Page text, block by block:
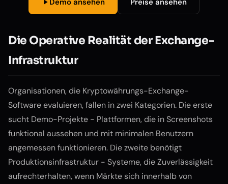
Die Operative Realität der Exchange-
Infrastruktur
Organisationen, die Kryptowährungs-Exchange-
Software evaluieren, fallen in zwei Kategorien. Die erste
sucht Demo-Projekte - Plattformen, die in Screenshots
funktional aussehen und mit minimalen Benutzern
angemessen funktionieren. Die zweite benötigt
Produktionsinfrastruktur - Systeme, die Zuverlässigkeit
aufrechterhalten, wenn Märkte sich innerhalb von